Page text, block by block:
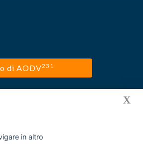
di AODV231
in altro
X